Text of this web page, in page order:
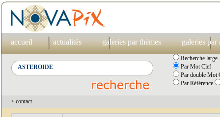
accueil actualités galeries par thèmes galeries par
Recherche large
Par Mot Clef
Par double Mot
Par Référence
> contact